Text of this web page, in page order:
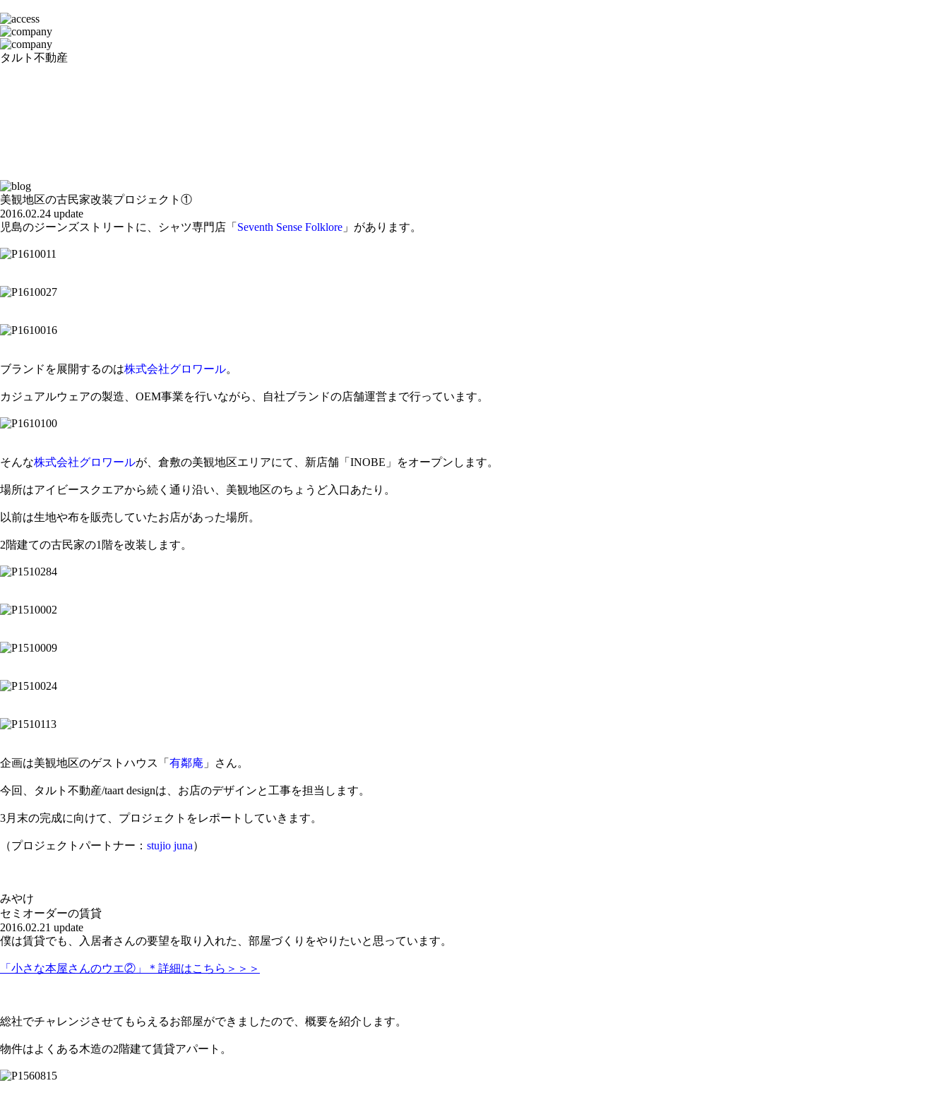
タルト不動産
美観地区の古民家改装プロジェクト①
2016.02.24 update
児島のジーンズストリートに、シャツ専門店「 Seventh Sense Folklore 」があります。
ブランドを展開するのは株式会社グロワール。
カジュアルウェアの製造、OEM事業を行いながら、自社ブランドの店舗運営まで行っています。
そんな株式会社グロワールが、倉敷の美観地区エリアにて、新店舗「INOBE」をオープンします。
場所はアイビースクエアから続く通り沿い、美観地区のちょうど入口あたり。
以前は生地や布を販売していたお店があった場所。
2階建ての古民家の1階を改装します。
企画は美観地区のゲストハウス「 有鄰庵 」さん。
今回、タルト不動産/taart designは、お店のデザインと工事を担当します。
3月末の完成に向けて、プロジェクトをレポートしていきます。
（プロジェクトパートナー： stujio juna）
みやけ
セミオーダーの賃貸
2016.02.21 update
僕は賃貸でも、入居者さんの要望を取り入れた、部屋づくりをやりたいと思っています。
「小さな本屋さんのウエ②」＊詳細はこちら＞＞＞
総社でチャレンジさせてもらえるお部屋ができましたので、概要を紹介します。
物件はよくある木造の2階建て賃貸アパート。